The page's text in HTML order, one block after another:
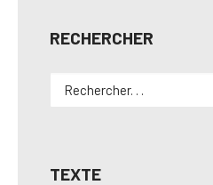
RECHERCHER
TEXTE